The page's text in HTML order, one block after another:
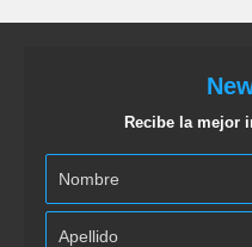
Recibe la mejor